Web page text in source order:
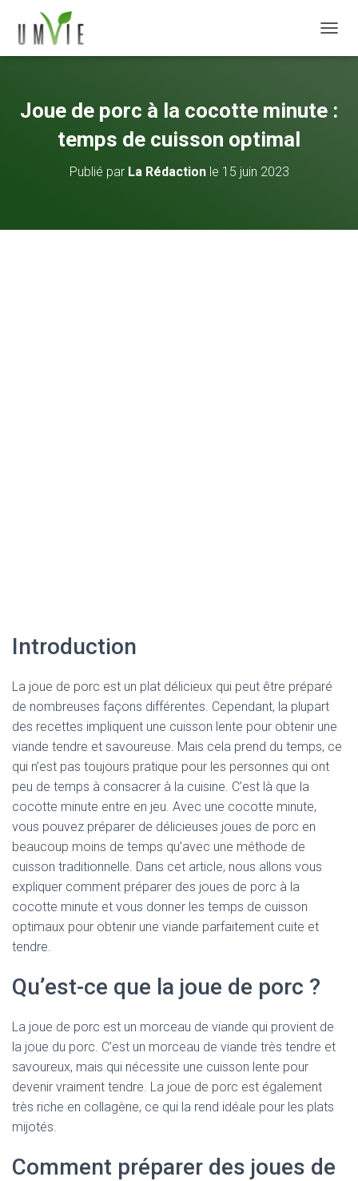
Joue de porc à la cocotte minute :
temps de cuisson optimal
Publié par La Rédactionle 15 juin 2023
Introduction
La joue de porc est un plat délicieux qui peut être préparé
de nombreuses façons différentes. Cependant, la plupart
des recettes impliquent une cuisson lente pour obtenir une
viande tendre et savoureuse. Mais cela prend du temps, ce
qui n’est pas toujours pratique pour les personnes qui ont
peu de temps à consacrer à la cuisine. C’est là que la
cocotte minute entre en jeu. Avec une cocotte minute,
vous pouvez préparer de délicieuses joues de porc en
beaucoup moins de temps qu’avec une méthode de
cuisson traditionnelle. Dans cet article, nous allons vous
expliquer comment préparer des joues de porc à la
cocotte minute et vous donner les temps de cuisson
optimaux pour obtenir une viande parfaitement cuite et
tendre.
Qu’est-ce que la joue de porc ?
La joue de porc est un morceau de viande qui provient de
la joue du porc. C’est un morceau de viande très tendre et
savoureux, mais qui nécessite une cuisson lente pour
devenir vraiment tendre. La joue de porc est également
très riche en collagène, ce qui la rend idéale pour les plats
mijotés.
Comment préparer des joues de